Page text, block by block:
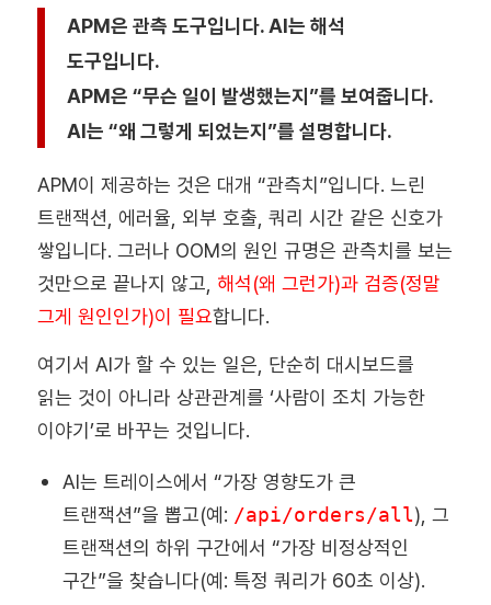
APM은 관측 도구입니다. AI는 해석
도구입니다.
APM은 “무슨 일이 발생했는지”를 보여줍니다.
AI는 “왜 그렇게 되었는지”를 설명합니다.
APM이 제공하는 것은 대개 “관측치”입니다. 느린
트랜잭션, 에러율, 외부 호출, 쿼리 시간 같은 신호가
쌓입니다. 그러나 OOM의 원인 규명은 관측치를 보는
것만으로 끝나지 않고, 해석(왜 그런가)과 검증(정말
그게 원인인가)이 필요합니다.
여기서 AI가 할 수 있는 일은, 단순히 대시보드를
읽는 것이 아니라 상관관계를 ‘사람이 조치 가능한
이야기’로 바꾸는 것입니다.
AI는 트레이스에서 “가장 영향도가 큰
트랜잭션”을 뽑고(예: /api/orders/all), 그
트랜잭션의 하위 구간에서 “가장 비정상적인
구간”을 찾습니다(예: 특정 쿼리가 60초 이상).